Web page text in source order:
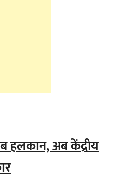
हलकान, अब केंद्रीय